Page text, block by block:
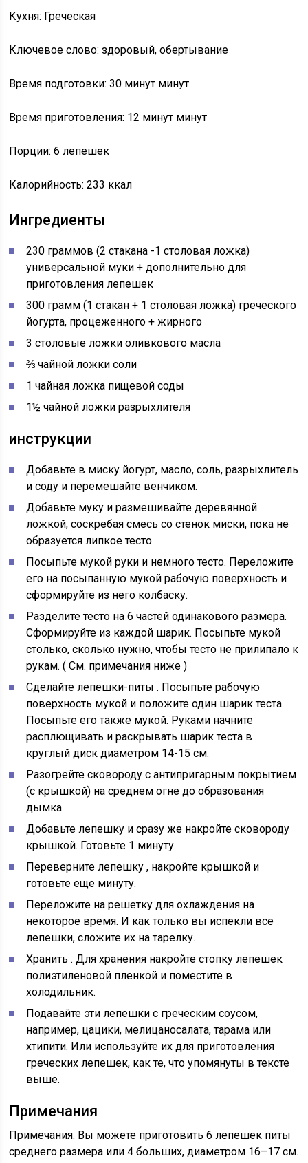
Кухня: Греческая
Ключевое слово: здоровый, обертывание
Время подготовки: 30 минут минут
Время приготовления: 12 минут минут
Порции: 6 лепешек
Калорийность: 233 ккал
Ингредиенты
230 граммов (2 стакана -1 столовая ложка)
универсальной муки + дополнительно для
приготовления лепешек
300 грамм (1 стакан + 1 столовая ложка) греческого
йогурта, процеженного + жирного
3 столовые ложки оливкового масла
⅔ чайной ложки соли
1 чайная ложка пищевой соды
1½ чайной ложки разрыхлителя
инструкции
Добавьте в миску йогурт, масло, соль, разрыхлитель
и соду и перемешайте венчиком.
Добавьте муку и размешивайте деревянной
ложкой, соскребая смесь со стенок миски, пока не
образуется липкое тесто.
Посыпьте мукой руки и немного тесто. Переложите
его на посыпанную мукой рабочую поверхность и
сформируйте из него колбаску.
Разделите тесто на 6 частей одинакового размера.
Сформируйте из каждой шарик. Посыпьте мукой
столько, сколько нужно, чтобы тесто не прилипало к
рукам. (См. примечания ниже )
Сделайте лепешки-питы . Посыпьте рабочую
поверхность мукой и положите один шарик теста.
Посыпьте его также мукой. Руками начните
расплющивать и раскрывать шарик теста в
круглый диск диаметром 14-15 см.
Разогрейте сковороду с антипригарным покрытием
(с крышкой) на среднем огне до образования
дымка.
Добавьте лепешку и сразу же накройте сковороду
крышкой. Готовьте 1 минуту.
Переверните лепешку , накройте крышкой и
готовьте еще минуту.
Переложите на решетку для охлаждения на
некоторое время. И как только вы испекли все
лепешки, сложите их на тарелку.
Хранить . Для хранения накройте стопку лепешек
полиэтиленовой пленкой и поместите в
холодильник.
Подавайте эти лепешки с греческим соусом,
например, цацики, мелицаносалата, тарама или
хтипити. Или используйте их для приготовления
греческих лепешек, как те, что упомянуты в тексте
выше.
Примечания
Примечания: Вы можете приготовить 6 лепешек питы
среднего размера или 4 больших, диаметром 16–17 см.